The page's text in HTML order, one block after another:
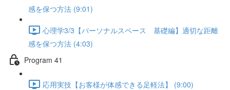
感を保つ方法 (9:01)
心理学3/3【パーソナルスペース 基礎編】適切な距離
感を保つ方法 (4:03)
Program 41
応用実技【お客様が体感できる足軽法】 (9:00)